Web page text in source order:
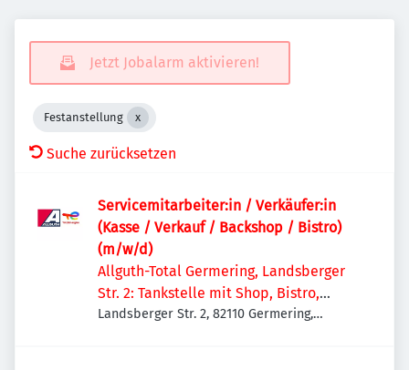
Jetzt Jobalarm aktivieren!
Festanstellung
Suche zurücksetzen
Servicemitarbeiter:in / Verkäufer:in
(Kasse / Verkauf / Backshop / Bistro)
(m/w/d)
Allguth-Total Germering, Landsberger
Str. 2: Tankstelle mit Shop, Bistro,
Getränkemarkt, Waschstraße
Landsberger Str. 2, 82110 Germering,